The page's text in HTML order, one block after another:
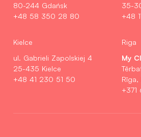
80-244 Gdańsk
+48 58 350 28 80
35-
+48
Kielce
ul. Gabrieli Zapolskiej 4
25-435 Kielce
+48 41 230 51 50
Riga
My
Rīga,